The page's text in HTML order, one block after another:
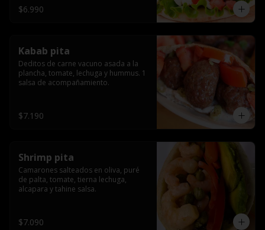
$6.990
Kabab pita
Deditos de carne vacuno asada a la
plancha, tomate, lechuga y hummus. 1
salsa de acompañamiento.
$7.190
Shrimp pita
Camarones salteados en oliva, puré
de palta, tomate, tierna lechuga,
alcapara y tahine salsa.
$7.090